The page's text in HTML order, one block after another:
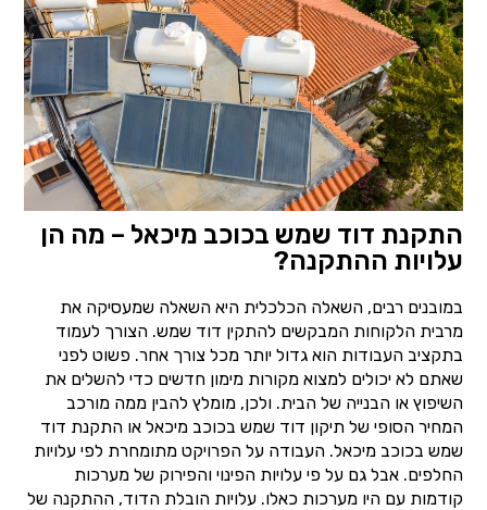
התקנת דוד שמש בכוכב מיכאל – מה הן
עלויות ההתקנה?
במובנים רבים, השאלה הכלכלית היא השאלה שמעסיקה את
מרבית הלקוחות המבקשים להתקין דוד שמש. הצורך לעמוד
בתקציב העבודות הוא גדול יותר מכל צורך אחר. פשוט לפני
שאתם לא יכולים למצוא מקורות מימון חדשים כדי להשלים את
השיפוץ או הבנייה של הבית. ולכן, מומלץ להבין ממה מורכב
המחיר הסופי של תיקון דוד שמש בכוכב מיכאל או התקנת דוד
שמש בכוכב מיכאל. העבודה על הפרויקט מתומחרת לפי עלויות
החלפים. אבל גם על פי עלויות הפינוי והפירוק של מערכות
קודמות עם היו מערכות כאלו. עלויות הובלת הדוד, ההתקנה של